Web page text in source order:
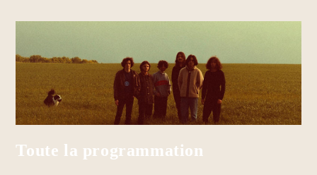
Toute la programmation